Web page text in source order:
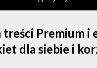
Premium
dla siebie i